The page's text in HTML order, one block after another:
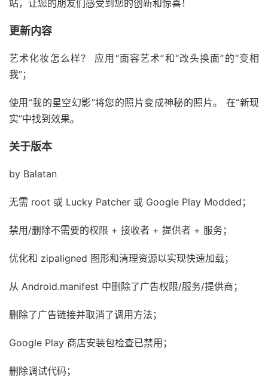
站，让您的朋友们感受到您的创新和惊喜！
更新内容
艺术化妆怎么样？ 应用“面容艺术”和“改头换面”的“变相
我”；
使用“我的星空幻影”将您的照片变成神秘的照片。 在“新现
实”中找到效果。
关于版本
by Balatan
无需 root 或 Lucky Patcher 或 Google Play Modded；
禁用/删除不需要的权限 + 接收者 + 提供者 + 服务；
优化和 zipaligned 图形和清理资源以实现快速加载；
从 Android.manifest 中删除了广告权限/服务/提供商；
删除了广告链接并取消了调用方法；
Google Play 商店安装包检查已禁用；
删除调试代码；